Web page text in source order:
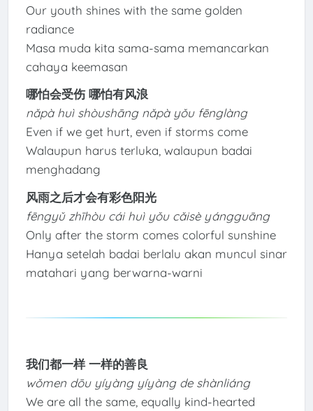
Our youth shines with the same golden
radiance
Masa muda kita sama-sama memancarkan
cahaya keemasan
哪怕会受伤 哪怕有风浪
nǎpà huì shòushāng nǎpà yǒu fēnglàng
Even if we get hurt, even if storms come
Walaupun harus terluka, walaupun badai
menghadang
风雨之后才会有彩色阳光
fēngyǔ zhīhòu cái huì yǒu cǎisè yángguāng
Only after the storm comes colorful sunshine
Hanya setelah badai berlalu akan muncul sinar
matahari yang berwarna-warni
我们都一样 一样的善良
wǒmen dōu yíyàng yíyàng de shànliáng
We are all the same, equally kind-hearted